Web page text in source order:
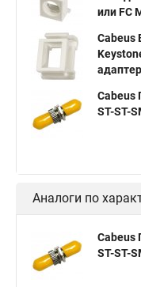
или FC
Cabeus
Cabeus
ST-ST-
Аналоги по
Cabeus
ST-ST-